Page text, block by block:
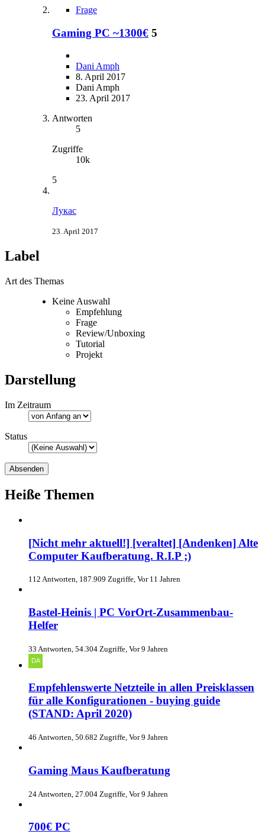
Frage
Gaming PC ~1300€ 5
Dani Amph
8. April 2017
Dani Amph
23. April 2017
Antworten
5
Zugriffe
10k
5
Лукас
23. April 2017
Label
Art des Themas
Keine Auswahl
Empfehlung
Frage
Review/Unboxing
Tutorial
Projekt
Darstellung
Im Zeitraum
Status
Heiße Themen
[Nicht mehr aktuell!] [veraltet] [Andenken] Alte
Computer Kaufberatung. R.I.P ;)
112 Antworten, 187.909 Zugriffe, Vor 11 Jahren
Bastel-Heinis | PC VorOrt-Zusammenbau-
Helfer
33 Antworten, 54.304 Zugriffe, Vor 9 Jahren
Empfehlenswerte Netzteile in allen Preisklassen
für alle Konfigurationen - buying guide
(STAND: April 2020)
46 Antworten, 50.682 Zugriffe, Vor 9 Jahren
Gaming Maus Kaufberatung
24 Antworten, 27.004 Zugriffe, Vor 9 Jahren
700€ PC